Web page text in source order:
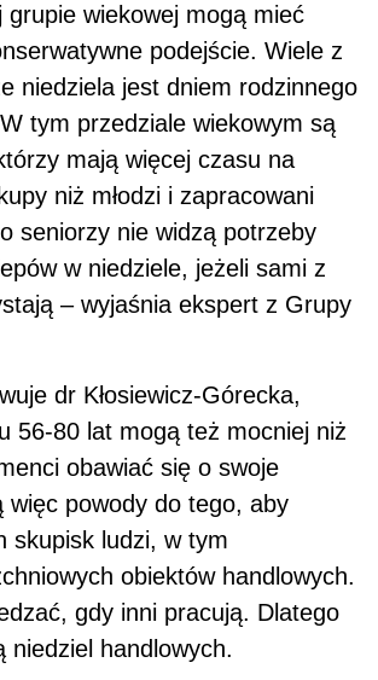
grupie wiekowej mogą mieć
podejście. Wiele z
niedziela jest dniem rodzinnego
tym przedziale wiekowym są
mają więcej czasu na
niż młodzi i zapracowani
seniorzy nie widzą potrzeby
w niedziele, jeżeli sami z
– wyjaśnia ekspert z Grupy
dr Kłosiewicz-Górecka,
56-80 lat mogą też mocniej niż
obawiać się o swoje
więc powody do tego, aby
skupisk ludzi, w tym
obiektów handlowych.
gdy inni pracują. Dlatego
niedziel handlowych.